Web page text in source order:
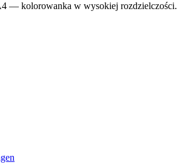
— kolorowanka w wysokiej rozdzielczości.